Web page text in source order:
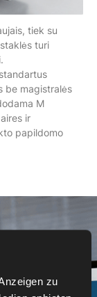
zu
tiek su
turi
be magistralės
M
ir
papildomo